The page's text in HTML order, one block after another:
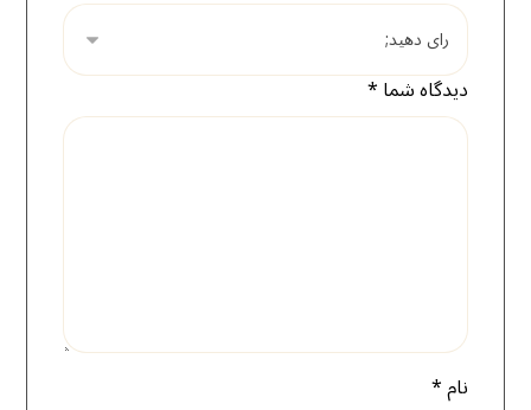
دیدگاه شما*
نام*